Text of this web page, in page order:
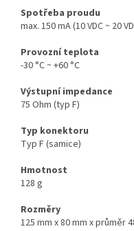
Spotřeba proudu
max. 150 mA (10 VDC ~ 20
Provozní teplota
-30 °C ~ +60 °C
Výstupní impedance
75 Ohm (typ F)
Typ konektoru
Typ F (samice)
Hmotnost
128 g
Rozměry
125 mm x 80 mm x průměr